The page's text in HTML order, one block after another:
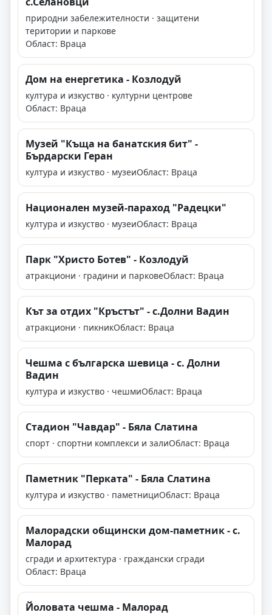
природни забележителности · защитени
територии и паркове
Област: Враца
Дом на енергетика - Козлодуй
култура и изкуство · културни центрове
Област: Враца
Музей "Къща на банатския бит" -
Бърдарски Геран
култура и изкуство · музеиОбласт: Враца
Национален музей-параход "Радецки"
култура и изкуство · музеиОбласт: Враца
Парк "Христо Ботев" - Козлодуй
атракциони · градини и парковеОбласт: Враца
Кът за отдих "Кръстът" - с.Долни Вадин
атракциони · пикникОбласт: Враца
Чешма с българска шевица - с. Долни
Вадин
култура и изкуство · чешмиОбласт: Враца
Стадион "Чавдар" - Бяла Слатина
спорт · спортни комплекси и залиОбласт: Враца
Паметник "Перката" - Бяла Слатина
култура и изкуство · паметнициОбласт: Враца
Малорадски общински дом-паметник - с.
Малорад
сгради и архитектура · граждански сгради
Област: Враца
Йоловата чешма - Малорад